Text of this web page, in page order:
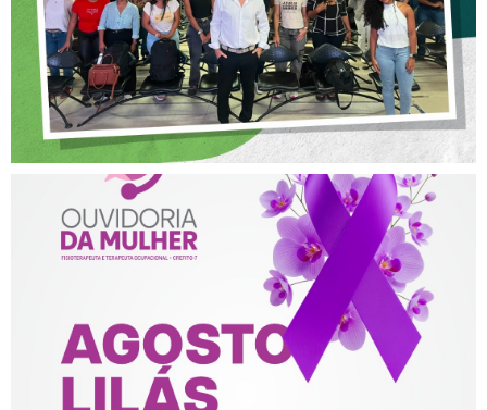
AGOSTO LILÁS – ACOLHER,
PROTEGER E COMBATER A
VIOLÊNCIA CONTRA A
MULHER